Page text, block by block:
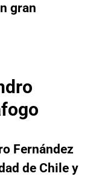
gran
Fernández
de Chile y